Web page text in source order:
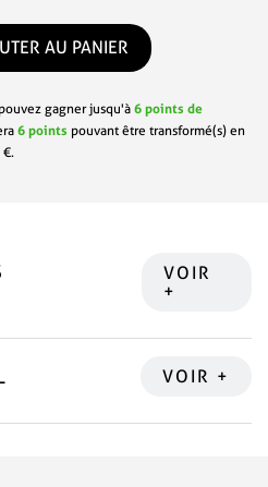
AU PANIER
gagner jusqu'à 6 points de
6 points pouvant être transformé(s) en
€.